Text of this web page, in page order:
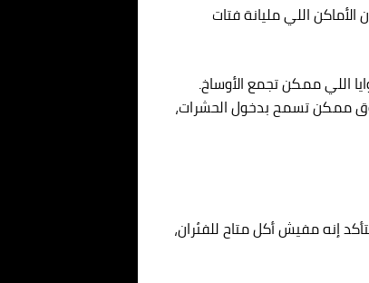
اللي مليانة فتات
اللي ممكن تجمع الأوساخ.
ممكن تسمح بدخول الحشرات،
إنه مفيش أكل متاح للفئران،